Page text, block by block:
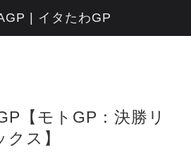
【モトGP：決勝リ
ス】
| イタたわGP